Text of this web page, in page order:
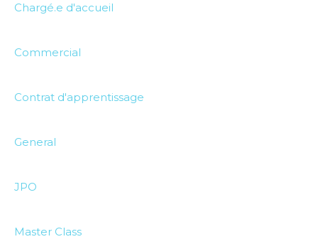
Chargé.e d'accueil
Commercial
Contrat d'apprentissage
General
JPO
Master Class